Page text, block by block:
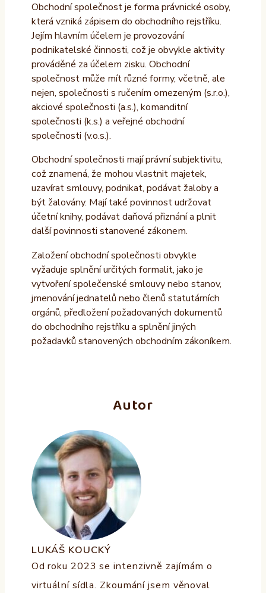
Obchodní společnost je forma právnické osoby,
která vzniká zápisem do obchodního rejstříku.
Jejím hlavním účelem je provozování
podnikatelské činnosti, což je obvykle aktivity
prováděné za účelem zisku. Obchodní
společnost může mít různé formy, včetně, ale
nejen, společnosti s ručením omezeným (s.r.o.),
akciové společnosti (a.s.), komanditní
společnosti (k.s.) a veřejné obchodní
společnosti (v.o.s.).
Obchodní společnosti mají právní subjektivitu,
což znamená, že mohou vlastnit majetek,
uzavírat smlouvy, podnikat, podávat žaloby a
být žalovány. Mají také povinnost udržovat
účetní knihy, podávat daňová přiznání a plnit
další povinnosti stanovené zákonem.
Založení obchodní společnosti obvykle
vyžaduje splnění určitých formalit, jako je
vytvoření společenské smlouvy nebo stanov,
jmenování jednatelů nebo členů statutárních
orgánů, předložení požadovaných dokumentů
do obchodního rejstříku a splnění jiných
požadavků stanovených obchodním zákoníkem.
Autor
LUKÁŠ KOUCKÝ
Od roku 2023 se intenzivně zajímám o
virtuální sídla. Zkoumání jsem věnoval